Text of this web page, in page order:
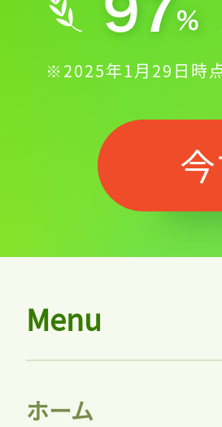
※2025年1月29日時点
Menu
ホーム